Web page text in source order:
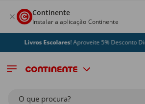
Continente
Instalar a aplicação Continente
Livros Escolares! Aproveite 5% Desconto
O que procura?